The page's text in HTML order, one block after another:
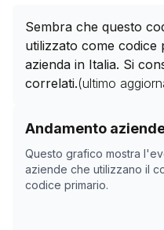
Sembra che questo
utilizzato come codice
azienda in Italia. Si
correlati.(ultimo
Andamento
Questo grafico mostra
aziende che utilizzano il
codice primario.
Storico numero di
Data
24/04/2025
13/11/2025